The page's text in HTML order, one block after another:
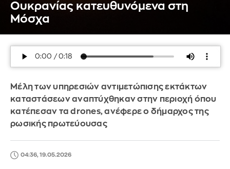
Ουκρανίας κατευθυνόμενα στη
Μόσχα
Μέλη των υπηρεσιών αντιμετώπισης εκτάκτων
καταστάσεων αναπτύχθηκαν στην περιοχή όπου
κατέπεσαν τα drones, ανέφερε ο δήμαρχος της
ρωσικής πρωτεύουσας
04:36, 19.05.2026